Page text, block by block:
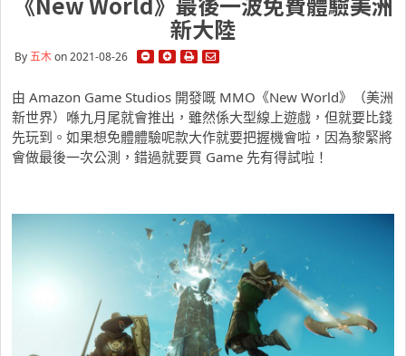
新大陸
By五木on 2021-08-26
由 Amazon Game Studios 開發嘅 MMO《New World》（美洲
新世界）喺九月尾就會推出，雖然係大型線上遊戲，但就要比錢
先玩到。如果想免體體驗呢款大作就要把握機會啦，因為黎緊將
會做最後一次公測，錯過就要買 Game 先有得試啦！